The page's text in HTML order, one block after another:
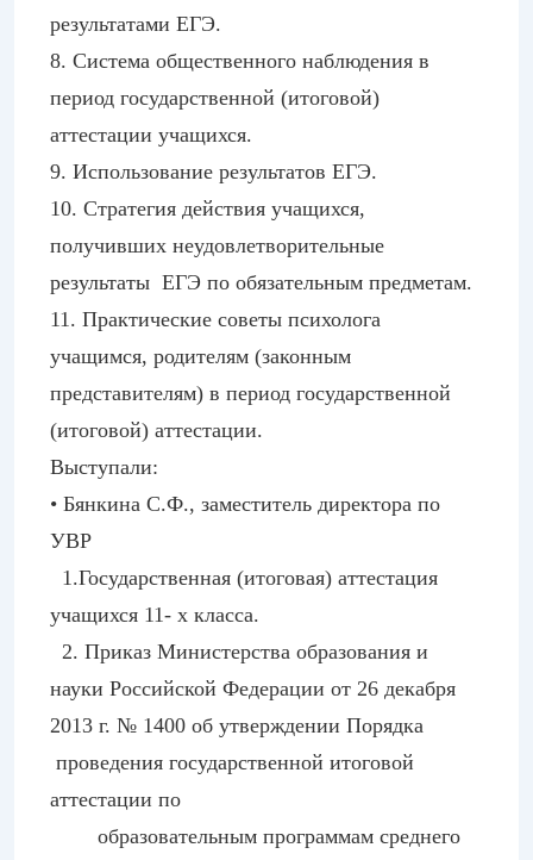
результатами ЕГЭ.
8. Система общественного наблюдения в
период государственной (итоговой)
аттестации учащихся.
9. Использование результатов ЕГЭ.
10. Стратегия действия учащихся,
получивших неудовлетворительные
результаты ЕГЭ по обязательным предметам.
11. Практические советы психолога
учащимся, родителям (законным
представителям) в период государственной
(итоговой) аттестации.
Выступали:
• Бянкина С.Ф., заместитель директора по
УВР
1.Государственная (итоговая) аттестация
учащихся 11- х класса.
2. Приказ Министерства образования и
науки Российской Федерации от 26 декабря
2013 г. № 1400 об утверждении Порядка
проведения государственной итоговой
аттестации по
образовательным программам среднего